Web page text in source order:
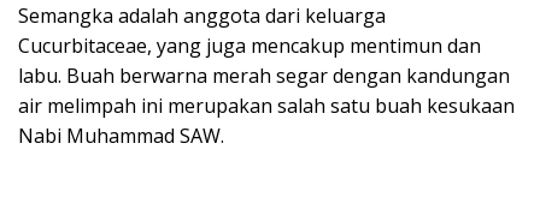
Semangka adalah anggota dari keluarga
Cucurbitaceae, yang juga mencakup mentimun dan
labu. Buah berwarna merah segar dengan kandungan
air melimpah ini merupakan salah satu buah kesukaan
Nabi Muhammad SAW.